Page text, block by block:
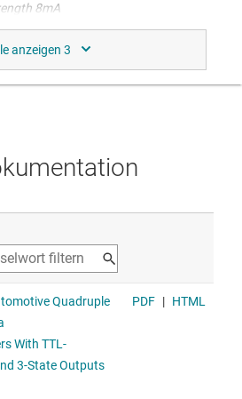
8mA
Multiplexer, 2 Leitungen auf 1